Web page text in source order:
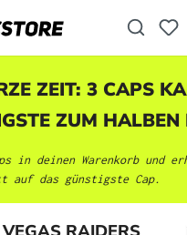
ZEIT: 3 CAPS
ZUM HALBEN
in deinen Warenkorb und
auf das günstigste Cap.